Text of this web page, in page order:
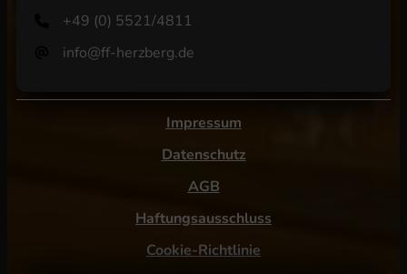
+49 (0) 5521/4811
info@ff-herzberg.de
Impressum
Datenschutz
AGB
Haftungsausschluss
Cookie-Richtlinie